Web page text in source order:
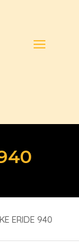
ERIDE 940